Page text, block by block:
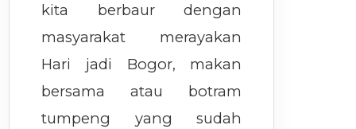
kita berbaur dengan
masyarakat merayakan
Hari jadi Bogor, makan
bersama atau botram
tumpeng yang sudah